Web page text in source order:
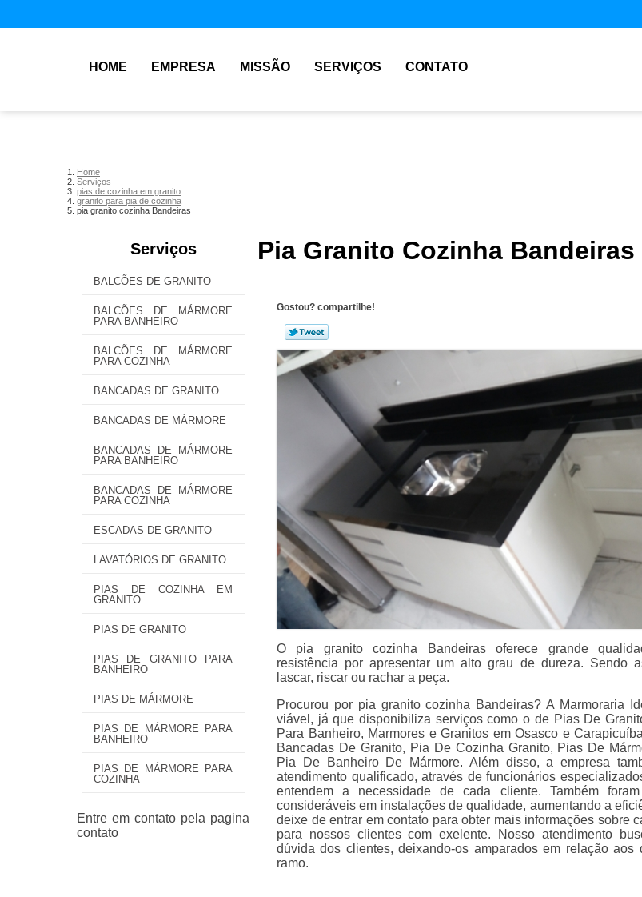
HOME EMPRESA MISSÃO SERVIÇOS CONTATO
Home
Serviços
pias de cozinha em granito
granito para pia de cozinha
pia granito cozinha Bandeiras
Serviços
BALCÕES DE GRANITO
BALCÕES DE MÁRMORE
PARA BANHEIRO
BALCÕES DE MÁRMORE
PARA COZINHA
BANCADAS DE GRANITO
BANCADAS DE MÁRMORE
BANCADAS DE MÁRMORE
PARA BANHEIRO
BANCADAS DE MÁRMORE
PARA COZINHA
ESCADAS DE GRANITO
LAVATÓRIOS DE GRANITO
PIAS DE COZINHA EM
GRANITO
PIAS DE GRANITO
PIAS DE GRANITO PARA
BANHEIRO
PIAS DE MÁRMORE
PIAS DE MÁRMORE PARA
BANHEIRO
PIAS DE MÁRMORE PARA
COZINHA
Pia Granito Cozinha Bandeiras
Gostou? compartilhe!
O pia granito cozinha Bandeiras oferece grande
resistência por apresentar um alto grau de dureza. Sendo
lascar, riscar ou rachar a peça.
Procurou por pia granito cozinha Bandeiras? A Marmoraria
viável, já que disponibiliza serviços como o de Pias De
Para Banheiro, Marmores e Granitos em Osasco e
Bancadas De Granito, Pia De Cozinha Granito, Pias De
Pia De Banheiro De Mármore. Além disso, a empresa
atendimento qualificado, através de funcionários
entendem a necessidade de cada cliente. Também
consideráveis em instalações de qualidade, aumentando a
deixe de entrar em contato para obter mais informações sobre
para nossos clientes com exelente. Nosso atendimento
dúvida dos clientes, deixando-os amparados em relação aos
ramo.